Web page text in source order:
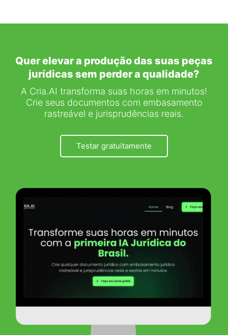
Quer elevar a produção das suas peças
jurídicas sem perder a qualidade?
A Cria.AI transforma suas horas em minutos!
Crie seus documentos com embasamento
rastreável e jurisprudências reais.
Testar gratuitamente